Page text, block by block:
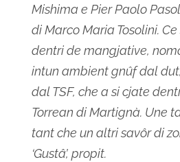
Mishima e Pier Paolo
di Marco Maria Tosolini.
dentri de mangjative,
intun ambient gnûf dal
dal TSF, che a si cjate
Torrean di Martignà. Une
tant che un altri savôr di
‘Gustâ’, propit.